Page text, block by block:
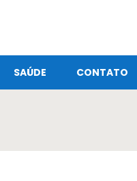
SAÚDE CONTATO